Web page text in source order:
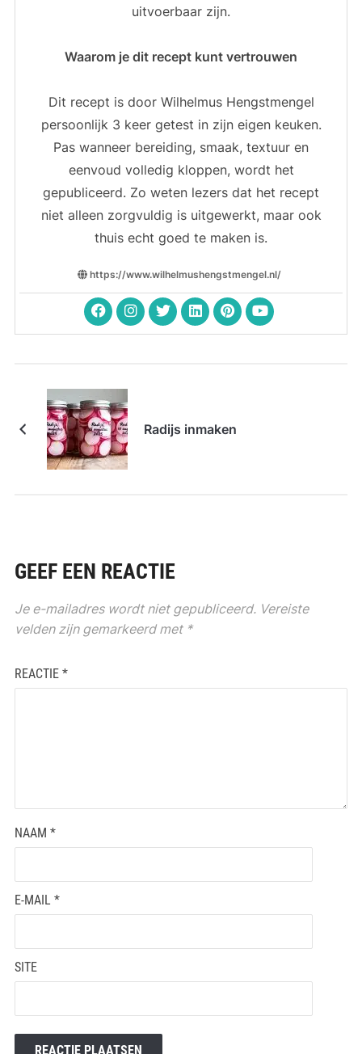
uitvoerbaar zijn.
Waarom je dit recept kunt vertrouwen
Dit recept is door Wilhelmus Hengstmengel
persoonlijk 3 keer getest in zijn eigen keuken.
Pas wanneer bereiding, smaak, textuur en
eenvoud volledig kloppen, wordt het
gepubliceerd. Zo weten lezers dat het recept
niet alleen zorgvuldig is uitgewerkt, maar ook
thuis echt goed te maken is.
https://www.wilhelmushengstmengel.nl/
Radijs inmaken
GEEF EEN REACTIE
Je e-mailadres wordt niet gepubliceerd. Vereiste
velden zijn gemarkeerd met *
REACTIE *
NAAM *
E-MAIL *
SITE